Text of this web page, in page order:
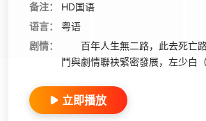
备注：
HD国语
语言：
粤语
剧情：
百年人生無二路，此去死亡路
鬥與劇情聯袂緊密發展，左少白
立即播放